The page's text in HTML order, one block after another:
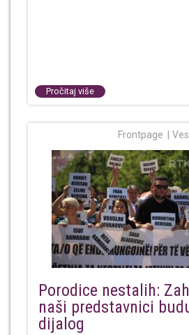
Pročitaj više
Frontpage
Porodice nestalih:
naši predstavnici
dijalog